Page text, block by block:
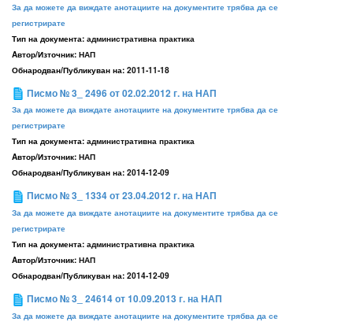
За да можете да виждате анотациите на документите трябва да се
регистрирате
Тип на документа: административна практика
Aвтор/Източник: НАП
Обнародван/Публикуван на: 2011-11-18
Писмо № 3_ 2496 от 02.02.2012 г. на НАП
За да можете да виждате анотациите на документите трябва да се
регистрирате
Тип на документа: административна практика
Aвтор/Източник: НАП
Обнародван/Публикуван на: 2014-12-09
Писмо № 3_ 1334 от 23.04.2012 г. на НАП
За да можете да виждате анотациите на документите трябва да се
регистрирате
Тип на документа: административна практика
Aвтор/Източник: НАП
Обнародван/Публикуван на: 2014-12-09
Писмо № 3_ 24614 от 10.09.2013 г. на НАП
За да можете да виждате анотациите на документите трябва да се